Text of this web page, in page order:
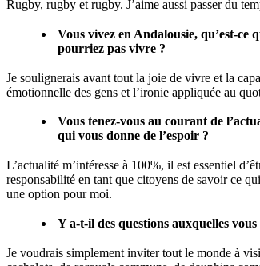
Rugby, rugby et rugby. J’aime aussi passer du
Vous vivez en Andalousie, qu’est-
pourriez pas vivre ?
Je soulignerais avant tout la joie de vivre et la
émotionnelle des gens et l’ironie appliquée au
Vous tenez-vous au courant de
qui vous donne de l’espoir ?
L’actualité m’intéresse à 100%, il est essentiel
responsabilité en tant que citoyens de savoir ce
une option pour moi.
Y a-t-il des questions auxquelles
Je voudrais simplement inviter tout le monde à